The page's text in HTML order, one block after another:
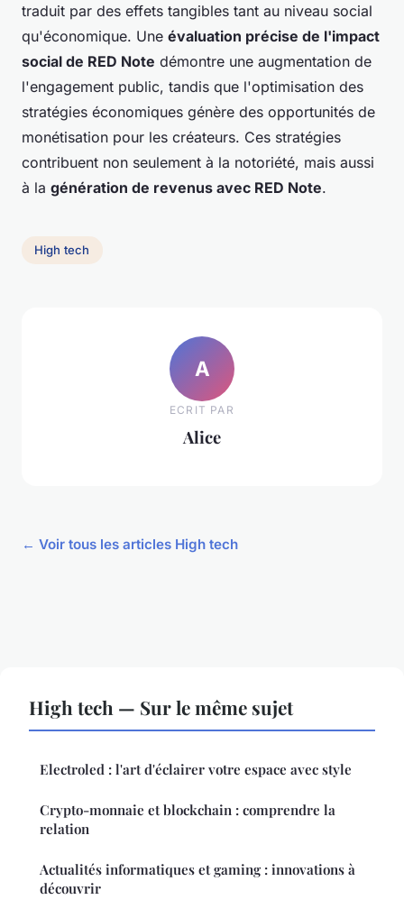
traduit par des effets tangibles tant au niveau social
qu'économique. Une évaluation précise de l'impact
social de RED Note démontre une augmentation de
l'engagement public, tandis que l'optimisation des
stratégies économiques génère des opportunités de
monétisation pour les créateurs. Ces stratégies
contribuent non seulement à la notoriété, mais aussi
à la génération de revenus avec RED Note.
High tech
A
ECRIT PAR
Alice
← Voir tous les articles High tech
High tech — Sur le même sujet
Electroled : l'art d'éclairer votre espace avec style
Crypto-monnaie et blockchain : comprendre la
relation
Actualités informatiques et gaming : innovations à
découvrir